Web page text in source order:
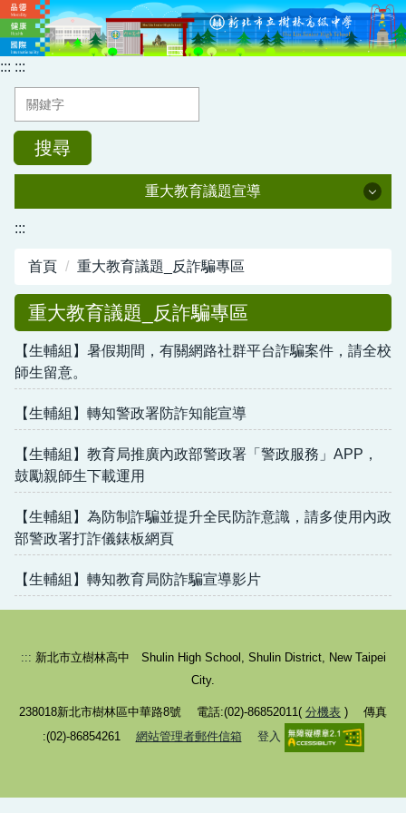
跳
到
主
容
::: :::
搜尋
重大教育議題宣導
交通安全宣導
金融教育推廣
防制學生藥物濫用
防災避難教育
家庭教育專區
健康促進
反詐騙專區
性別平等教育專區
校園反霸凌專區
:::
首頁 重大教育議題_反詐騙專區
重大教育議題_反詐騙專區
【生輔組】暑假期間，有關網路社群平台詐騙案件，請全校
師生留意。
【生輔組】轉知警政署防詐知能宣導
【生輔組】教育局推廣內政部警政署「警政服務」APP，
鼓勵親師生下載運用
【生輔組】為防制詐騙並提升全民防詐意識，請多使用內政
部警政署打詐儀錶板網頁
【生輔組】轉知教育局防詐騙宣導影片
::: 新北市立樹林高中 Shulin High School, Shulin District, New Taipei
City.
238018新北市樹林區中華路8號 電話:(02)-86852011( 分機表 ) 傳真
:(02)-86854261 網站管理者郵件信箱 登入